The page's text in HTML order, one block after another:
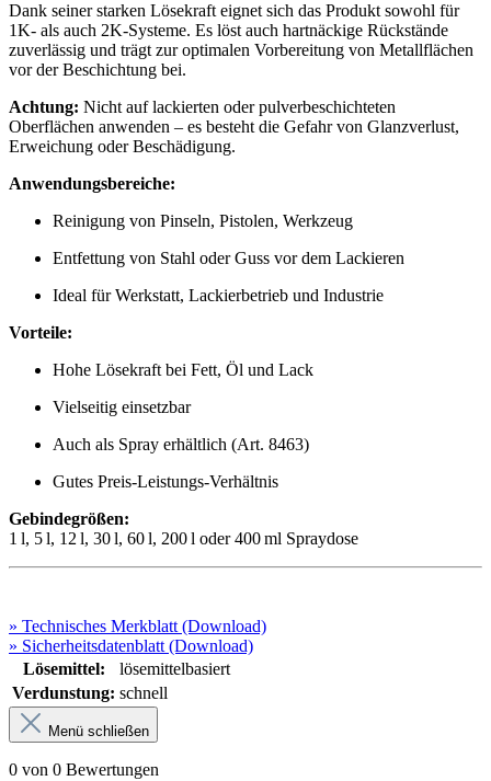
Dank seiner starken Lösekraft eignet sich das Produkt sowohl für
1K- als auch 2K-Systeme. Es löst auch hartnäckige Rückstände
zuverlässig und trägt zur optimalen Vorbereitung von Metallflächen
vor der Beschichtung bei.
Achtung: Nicht auf lackierten oder pulverbeschichteten
Oberflächen anwenden – es besteht die Gefahr von Glanzverlust,
Erweichung oder Beschädigung.
Anwendungsbereiche:
Reinigung von Pinseln, Pistolen, Werkzeug
Entfettung von Stahl oder Guss vor dem Lackieren
Ideal für Werkstatt, Lackierbetrieb und Industrie
Vorteile:
Hohe Lösekraft bei Fett, Öl und Lack
Vielseitig einsetzbar
Auch als Spray erhältlich (Art. 8463)
Gutes Preis-Leistungs-Verhältnis
Gebindegrößen:
1 l, 5 l, 12 l, 30 l, 60 l, 200 l oder 400 ml Spraydose
» Technisches Merkblatt (Download)
» Sicherheitsdatenblatt (Download)
Lösemittel:
lösemittelbasiert
Verdunstung: schnell
Menü schließen
0 von 0 Bewertungen